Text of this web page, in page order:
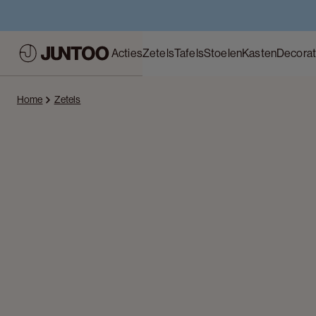
ActiesZetelsTafelsStoelenKasten
Home Zetels